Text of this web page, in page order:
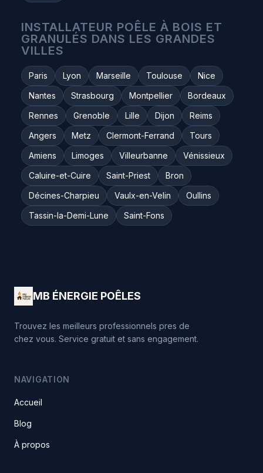
INSTALLATEUR POÊLE À BOIS ET
GRANULÉS DANS LES GRANDES
VILLES
Paris Lyon Marseille Toulouse
Nice
Nantes
Strasbourg Montpellier
Bordeaux
Rennes
Grenoble Lille Dijon
Reims
Angers
Metz Clermont-Ferrand
Tours
Amiens
Limoges Villeurbanne
Vénissieux
Caluire-et-Cuire
Saint-Priest
Bron
Décines-Charpieu
Vaulx-en-Velin
Oullins
Tassin-la-Demi-Lune
Saint-Fons
MB ÉNERGIE POÊLES
Trouvez les meilleurs professionnels pres de
chez vous. Service gratuit et sans engagement.
NAVIGATION
Accueil
Blog
À propos